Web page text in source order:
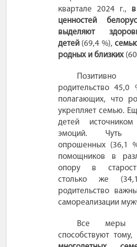
квартале 2024
г.,
ценностей
выделяют
детей (69,4 %),
родных и близких
Позитивно
родительство 45,0
полагающих, что
укрепляет семью.
детей
эмоций. Чуть
опрошенных (36,1
помощников в
опору в
столько же (34,1
родительство
самореализации
Все меры
способствуют тому,